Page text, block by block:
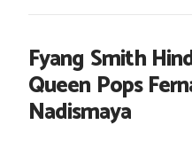
Fyang Smith
Queen Pops
Nadismaya